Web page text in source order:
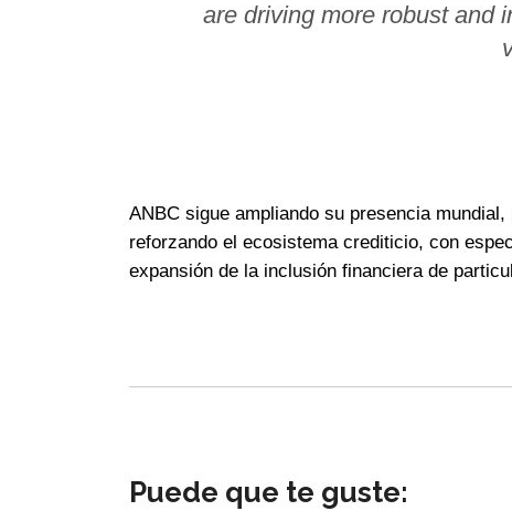
are driving more robust and
ANBC sigue ampliando su presencia
reforzando el ecosistema crediticio, con
expansión de la inclusión financiera de
Puede que te guste: